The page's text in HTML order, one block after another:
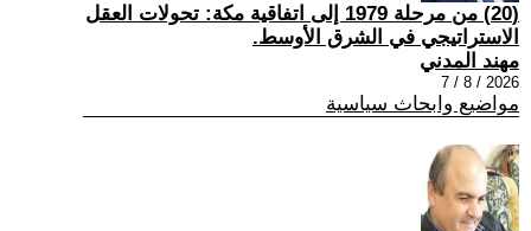
(20) من مرحلة 1979 إلى اتفاقية مكة: تحولات العقل
الاستراتيجي في الشرق الأوسط.
مهند المدني
2026 / 8 / 7
مواضيع وابحاث سياسية